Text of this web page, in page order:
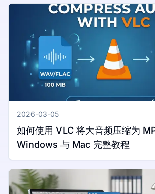
2026-03-05
如何使用 VLC 将大音频压缩为
Windows 与 Mac 完整教程